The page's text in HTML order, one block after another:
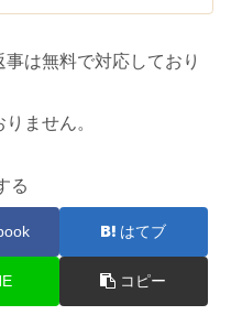
は無料で対応しており
ません。
る
はてブ
コピー